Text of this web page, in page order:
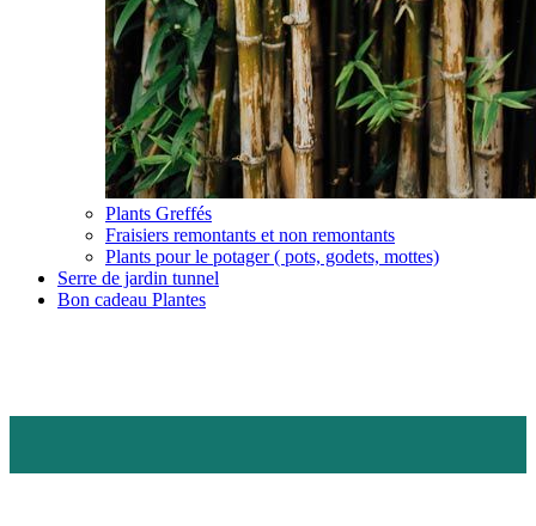
Plants Greffés
Fraisiers remontants et non remontants
Plants pour le potager ( pots, godets, mottes)
Serre de jardin tunnel
Bon cadeau Plantes